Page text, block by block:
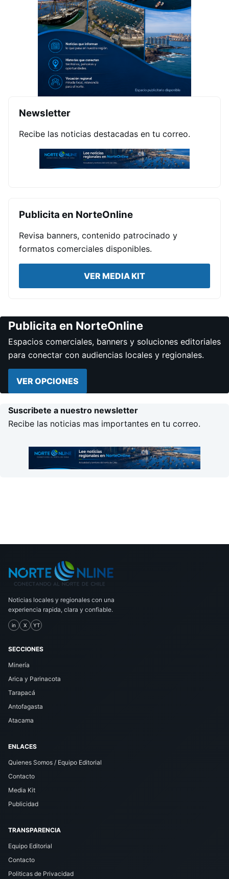
Newsletter
Recibe las noticias destacadas en tu correo.
Publicita en NorteOnline
Revisa banners, contenido patrocinado y
formatos comerciales disponibles.
VER MEDIA KIT
Publicita en NorteOnline
Espacios comerciales, banners y soluciones editoriales
para conectar con audiencias locales y regionales.
VER OPCIONES
Suscribete a nuestro newsletter
Recibe las noticias mas importantes en tu correo.
Noticias locales y regionales con una
experiencia rapida, clara y confiable.
in X YT
SECCIONES
Minería
Arica y Parinacota
Tarapacá
Antofagasta
Atacama
ENLACES
Quienes Somos / Equipo Editorial
Contacto
Media Kit
Publicidad
TRANSPARENCIA
Equipo Editorial
Contacto
Politicas de Privacidad